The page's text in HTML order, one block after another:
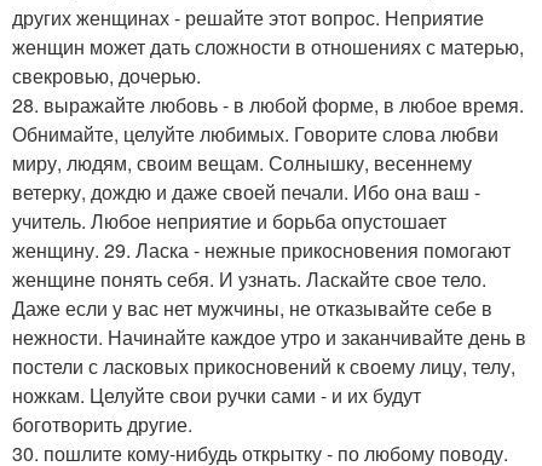
других женщинах - решайте этот вопрос. Неприятие
женщин может дать сложности в отношениях с матерью,
свекровью, дочерью.
28. выражайте любовь - в любой форме, в любое время.
Обнимайте, целуйте любимых. Говорите слова любви
миру, людям, своим вещам. Солнышку, весеннему
ветерку, дождю и даже своей печали. Ибо она ваш -
учитель. Любое неприятие и борьба опустошает
женщину. 29. Ласка - нежные прикосновения помогают
женщине понять себя. И узнать. Ласкайте свое тело.
Даже если у вас нет мужчины, не отказывайте себе в
нежности. Начинайте каждое утро и заканчивайте день в
постели с ласковых прикосновений к своему лицу, телу,
ножкам. Целуйте свои ручки сами - и их будут
боготворить другие.
30. пошлите кому-нибудь открытку - по любому поводу.